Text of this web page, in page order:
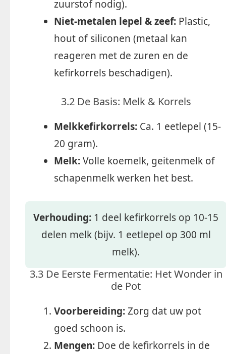
zuurstof nodig).
Niet-metalen lepel & zeef: Plastic,
hout of siliconen (metaal kan
reageren met de zuren en de
kefirkorrels beschadigen).
3.2 De Basis: Melk & Korrels
Melkkefirkorrels: Ca. 1 eetlepel (15-
20 gram).
Melk:Volle koemelk, geitenmelk of
schapenmelk werken het best.
Verhouding: 1 deel kefirkorrels op 10-15
delen melk (bijv. 1 eetlepel op 300 ml
melk).
3.3 De Eerste Fermentatie: Het Wonder in
de Pot
Voorbereiding:Zorg dat uw pot
goed schoon is.
Mengen: Doe de kefirkorrels in de